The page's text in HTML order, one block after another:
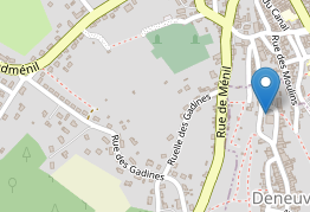
die dem Herkules
Museum Les Sources
Nachbildung des
authentischen Statuen
in Deneuvre basiert. Auf
400 Quadratmetern sind
eingeladen, dem Weg